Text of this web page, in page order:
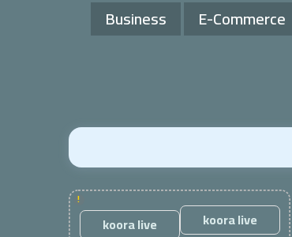
Business E-Commerce
!
koora live
koora live